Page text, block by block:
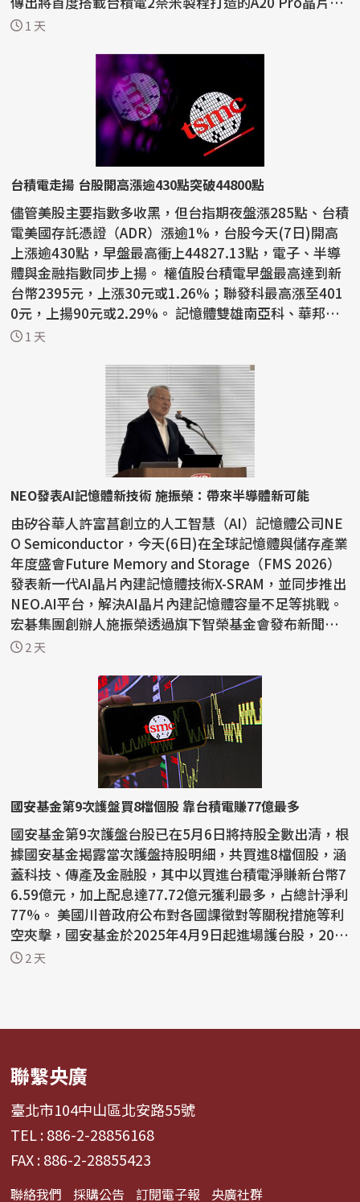
晶圓製造進...
1 天
台積電走揚 台股開高漲逾430點突破44800點
儘管美股主要指數多收黑，但台指期夜盤漲285點、台積
電美國存託憑證（ADR）漲逾1%，台股今天(7日)開高
上漲逾430點，早盤最高衝上44827.13點，電子、半導
體與金融指數同步上揚。 權值股台積電早盤最高達到新
台幣2395元，上漲30元或1.26%；聯發科最高漲至401
0元，上揚90元或2.29%。 記憶體雙雄南亞科、華邦電
早盤跌幅超...
1 天
NEO發表AI記憶體新技術 施振榮：帶來半導體新可能
由矽谷華人許富菖創立的人工智慧（AI）記憶體公司NE
O Semiconductor，今天(6日)在全球記憶體與儲存產業
年度盛會Future Memory and Storage（FMS 2026）
發表新一代AI晶片內建記憶體技術X-SRAM，並同步推出
NEO.AI平台，解決AI晶片內建記憶體容量不足等挑戰。
宏碁集團創辦人施振榮透過旗下智榮基金會發布新聞稿
表示，AI...
2 天
國安基金第9次護盤買8檔個股 靠台積電賺77億最多
國安基金第9次護盤台股已在5月6日將持股全數出清，根
據國安基金揭露當次護盤持股明細，共買進8檔個股，涵
蓋科技、傳產及金融股，其中以買進台積電淨賺新台幣7
6.59億元，加上配息達77.72億元獲利最多，占總計淨利
77%。 美國川普政府公布對各國課徵對等關稅措施等利
空夾擊，國安基金於2025年4月9日起進場護台股，202
6...2 天
聯繫央廣
臺北市104中山區北安路55號
TEL : 886-2-28856168
FAX : 886-2-28855423
聯絡我們 採購公告 訂閱電子報 央廣社群